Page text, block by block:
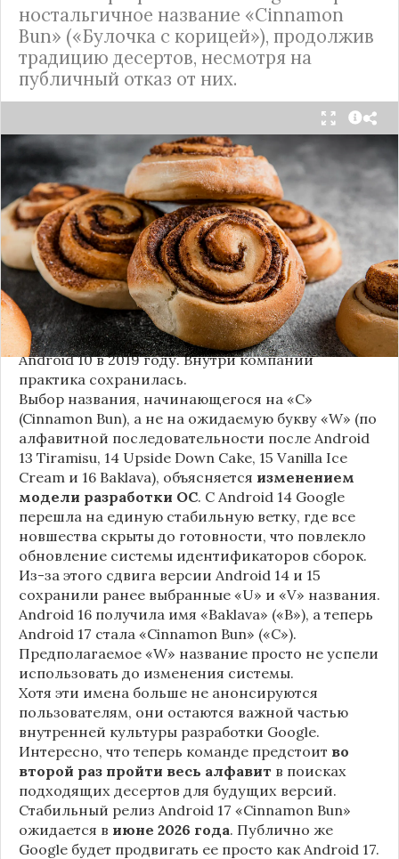
ностальгичное название «Cinnamon
Bun» («Булочка с корицей»), продолжив
традицию десертов, несмотря на
публичный отказ от них.
Стало известно внутреннее кодовое имя
следующей крупной версии Android. Как
сообщают источники, Android 17, релиз которой
ожидается в 2026 году, разрабатывается под
названием«Cinnamon Bun»(«Булочка с
корицей»).
Это решение продолжает знаменитую традицию
Google называть версии Android в честь
сладостей и десертов (Cupcake, Donut, KitKat и
т.д.), хотя компанияпрекратила публично
использовать эти именас момента выхода
Android 10 в 2019 году. Внутри компании
практика сохранилась.
Выбор названия, начинающегося на «C»
(Cinnamon Bun), а не на ожидаемую букву «W» (по
алфавитной последовательности после Android
13 Tiramisu, 14 Upside Down Cake, 15 Vanilla Ice
Cream и 16 Baklava), объясняется изменением
модели разработки ОС. С Android 14 Google
перешла на единую стабильную ветку, где все
новшества скрыты до готовности, что повлекло
обновление системы идентификаторов сборок.
Из-за этого сдвига версии Android 14 и 15
сохранили ранее выбранные «U» и «V» названия.
Android 16 получила имя «Baklava» («B»), а теперь
Android 17 стала «Cinnamon Bun» («C»).
Предполагаемое «W» название просто не успели
использовать до изменения системы.
Хотя эти имена больше не анонсируются
пользователям, они остаются важной частью
внутренней культуры разработки Google.
Интересно, что теперь команде предстоит во
второй раз пройти весь алфавит в поисках
подходящих десертов для будущих версий.
Стабильный релиз Android 17 «Cinnamon Bun»
ожидается в июне 2026 года. Публично же
Google будет продвигать ее просто как Android 17.